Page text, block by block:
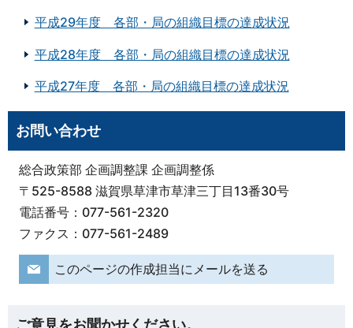
平成29年度 各部・局の組織目標の達成状況
平成28年度 各部・局の組織目標の達成状況
平成27年度 各部・局の組織目標の達成状況
お問い合わせ
総合政策部 企画調整課 企画調整係
〒525-8588 滋賀県草津市草津三丁目13番30号
電話番号：077-561-2320
ファクス：077-561-2489
このページの作成担当にメールを送る